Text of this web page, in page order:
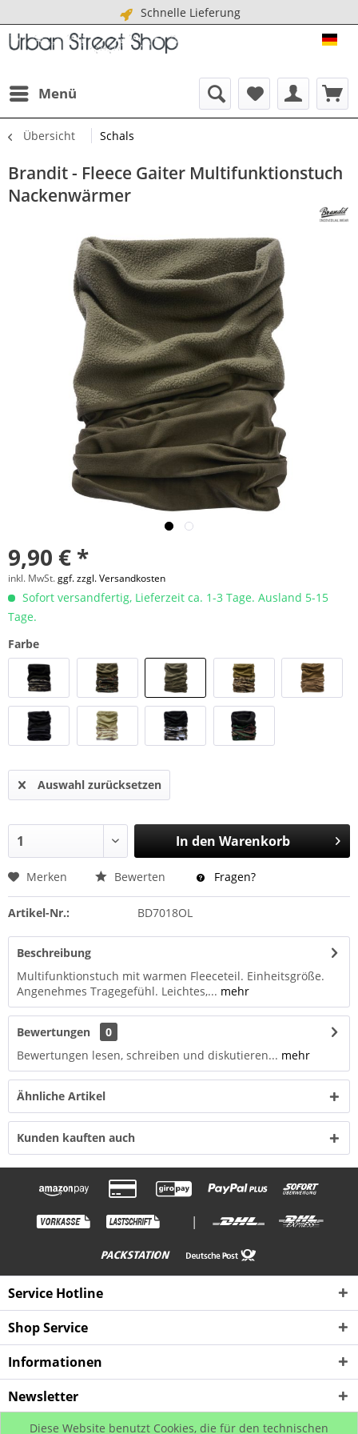
Schnelle Lieferung
Menü
Übersicht Schals
Brandit - Fleece Gaiter Multifunktionstuch
Nackenwärmer
9,90 € *
inkl. MwSt.ggf. zzgl. Versandkosten
Sofort versandfertig, Lieferzeit ca. 1-3 Tage. Ausland 5-15
Tage.
Farbe
Auswahl zurücksetzen
In den Warenkorb
Merken Bewerten Fragen?
Artikel-Nr.: BD7018OL
Beschreibung
Multifunktionstuch mit warmen Fleeceteil. Einheitsgröße.
Angenehmes Tragegefühl. Leichtes,... mehr
Bewertungen
0
Bewertungen lesen, schreiben und diskutieren... mehr
Ähnliche Artikel
Kunden kauften auch
|
Service Hotline
Shop Service
Informationen
Newsletter
Diese Website benutzt Cookies, die für den technischen